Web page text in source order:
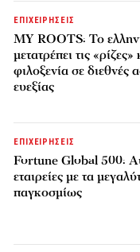
ΕΠΙΧΕΙΡΗΣΕΙΣ
MY ROOTS: Το
μετατρέπει τις «ρίζες»
φιλοξενία σε διεθνές
ευεξίας
ΕΠΙΧΕΙΡΗΣΕΙΣ
Fortune Global 500:
εταιρείες με τα
παγκοσμίως